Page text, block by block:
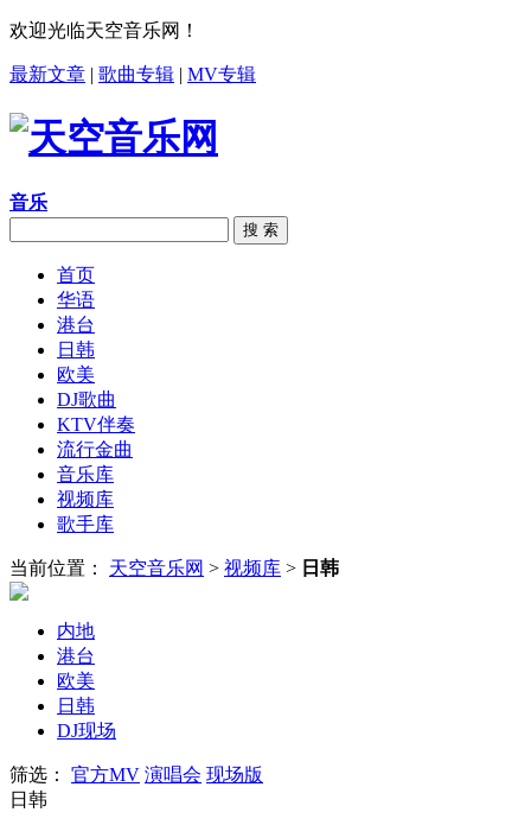
欢迎光临天空音乐网！
最新文章 | 歌曲专辑 | MV专辑
音乐
搜 索
首页
华语
港台
日韩
欧美
DJ歌曲
KTV伴奏
流行金曲
音乐库
视频库
歌手库
当前位置： 天空音乐网 > 视频库 > 日韩
内地
港台
欧美
日韩
DJ现场
筛选： 官方MV 演唱会 现场版
日韩